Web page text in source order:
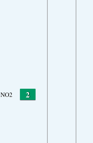
NO2 2